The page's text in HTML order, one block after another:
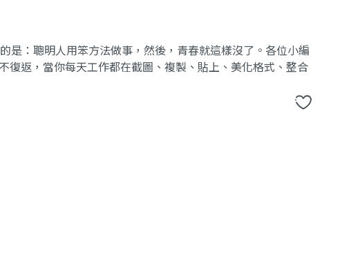
是：聰明人用笨方法做事，然後，青春就這樣沒了。各位小編
復返，當你每天工作都在截圖、複製、貼上、美化格式、整合